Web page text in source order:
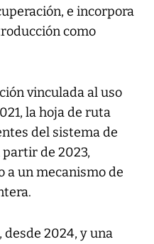
e incorpora
como
vinculada al uso
la hoja de ruta
del sistema de
de 2023,
a un mecanismo de
2024, y una